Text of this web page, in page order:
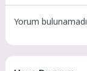
Yorum